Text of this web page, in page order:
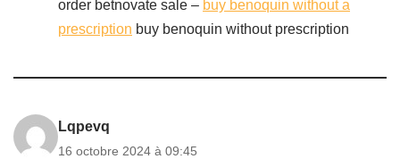
order betnovate sale – buy benoquin without a
prescription buy benoquin without prescription
Lqpevq
16 octobre 2024 à 09:45